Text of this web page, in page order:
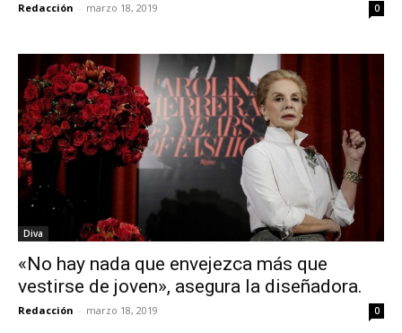
Redacción - marzo 18, 2019 0
Diva
«No hay nada que envejezca más que
vestirse de joven», asegura la diseñadora.
Redacción - marzo 18, 2019 0